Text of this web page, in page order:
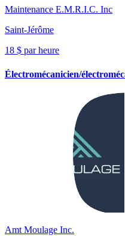
Maintenance E.M.R.I.C. Inc
Saint-Jérôme
18 $ par heure
Électromécanicien/
Amt Moulage Inc.